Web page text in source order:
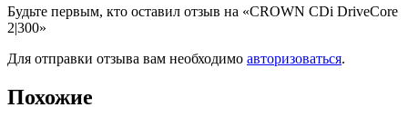
Будьте первым, кто оставил отзыв на «CROWN CDi DriveCore
2|300»
Для отправки отзыва вам необходимо авторизоваться.
Похожие